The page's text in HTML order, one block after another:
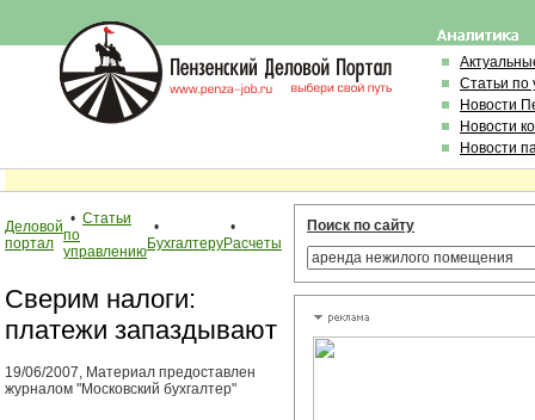
Статьи по
Новости
Новости
Новости
Деловой
портал
• Статьи
по
управлению
•
Бухгалтеру
•
Расчеты
Сверим налоги:
платежи запаздывают
19/06/2007, Материал предоставлен
журналом "Московский бухгалтер"
Поиск по сайту